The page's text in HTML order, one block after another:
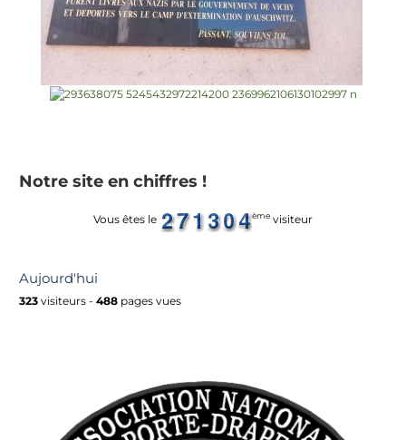
Notre site en chiffres !
Vous êtes le ème visiteur
Aujourd'hui
323 visiteurs - 488 pages vues